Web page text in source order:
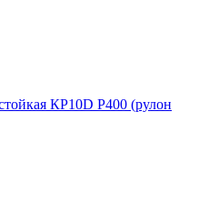
КР10D Р400 (рулон